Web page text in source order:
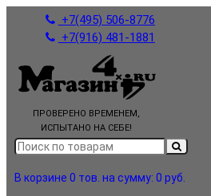
ПРОВЕРЕНО ВРЕМЕНЕМ,
ИСПЫТАНО НА СЕБЕ!
+7(495) 506-8776
+7(916) 481-1881
В корзине 0 тов. на сумму: 0 руб.